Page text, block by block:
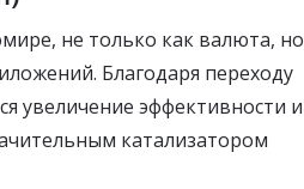
не только как валюта, но
Благодаря переходу
увеличение эффективности и
катализатором